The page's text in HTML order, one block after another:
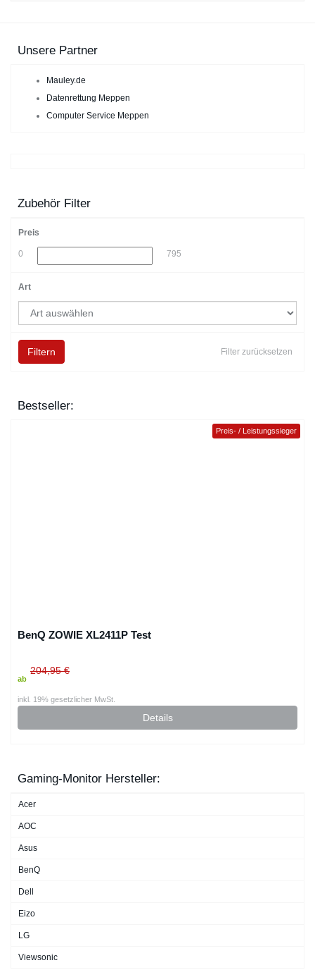
Unsere Partner
Mauley.de
Datenrettung Meppen
Computer Service Meppen
Zubehör Filter
Preis
0 795
Art
Filter zurücksetzen
Filtern
Bestseller:
Preis- / Leistungssieger
BenQ ZOWIE XL2411P Test
ab
204,95 €
inkl. 19% gesetzlicher MwSt.
Details
Gaming-Monitor Hersteller:
Acer
AOC
Asus
BenQ
Dell
Eizo
LG
Viewsonic